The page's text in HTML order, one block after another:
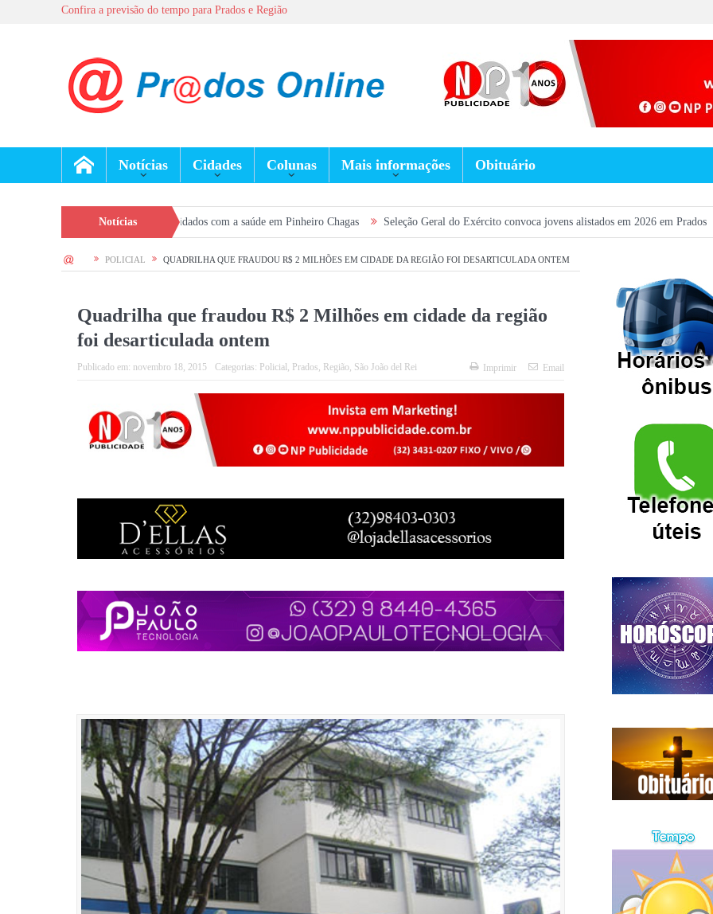
Confira a previsão do tempo para Prados e Região
Notícias Cidades Colunas Mais informações Obituário
Notícias
reforça prevenção e cuidados com a saúde em Pinheiro Chagas Seleção Geral do Exército convoca jovens alistados em 2026 em Prados Dia dos
HOME POLICIAL QUADRILHA QUE FRAUDOU R$ 2 MILHÕES EM CIDADE DA REGIÃO FOI DESARTICULADA ONTEM
Quadrilha que fraudou R$ 2 Milhões em cidade da região
foi desarticulada ontem
Publicado em: novembro 18, 2015 Categorias: Policial , Prados, Região, São João del Rei Imprimir Email